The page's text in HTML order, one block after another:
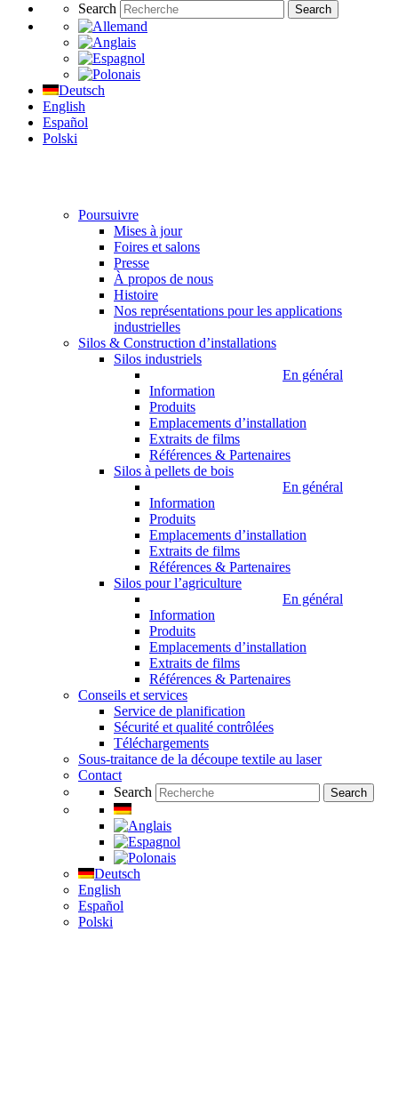
Search
Search
Deutsch
English
Español
Polski
Poursuivre
Mises à jour
Foires et salons
Presse
À propos de nous
Histoire
Nos représentations pour les applications
industrielles
Silos & Construction d’installations
Silos industriels
En général
Information
Produits
Emplacements d’installation
Extraits de films
Références & Partenaires
Silos à pellets de bois
En général
Information
Produits
Emplacements d’installation
Extraits de films
Références & Partenaires
Silos pour l’agriculture
En général
Information
Produits
Emplacements d’installation
Extraits de films
Références & Partenaires
Conseils et services
Service de planification
Sécurité et qualité contrôlées
Téléchargements
Sous-traitance de la découpe textile au laser
Contact
Search
Search
Deutsch
English
Español
Polski